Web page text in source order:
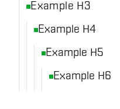
Example H3
Example H4
Example H5
Example H6